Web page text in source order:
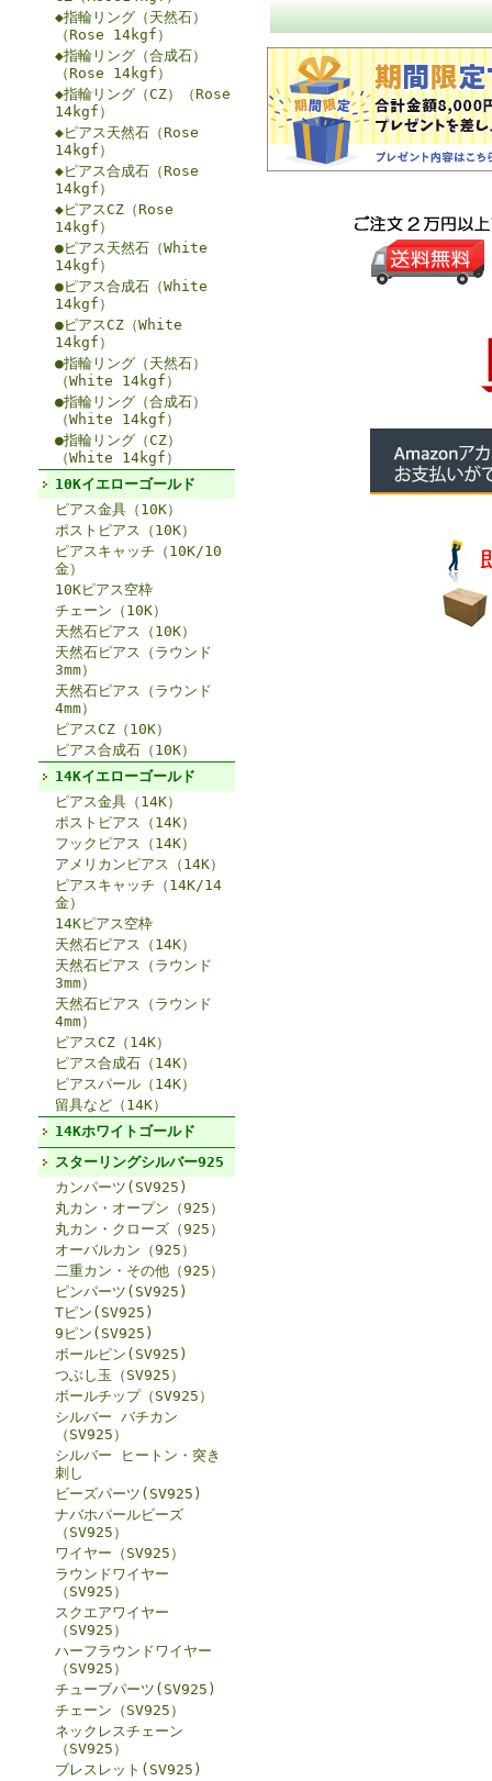
◆指輪リング（天然石）
（Rose 14kgf）
◆指輪リング（合成石）
（Rose 14kgf）
◆指輪リング（CZ）（Rose
14kgf）
◆ピアス天然石（Rose
14kgf）
◆ピアス合成石（Rose
14kgf）
◆ピアスCZ（Rose
14kgf）
●ピアス天然石（White
14kgf）
●ピアス合成石（White
14kgf）
●ピアスCZ（White
14kgf）
●指輪リング（天然石）
（White 14kgf）
●指輪リング（合成石）
（White 14kgf）
●指輪リング（CZ）
（White 14kgf）
10Kイエローゴールド
ピアス金具（10K）
ポストピアス（10K）
ピアスキャッチ（10K/10
金）
10Kピアス空枠
チェーン（10K）
天然石ピアス（10K）
天然石ピアス（ラウンド
3mm）
天然石ピアス（ラウンド
4mm）
ピアスCZ（10K）
ピアス合成石（10K）
14Kイエローゴールド
ピアス金具（14K）
ポストピアス（14K）
フックピアス（14K）
アメリカンピアス（14K）
ピアスキャッチ（14K/14
金）
14Kピアス空枠
天然石ピアス（14K）
天然石ピアス（ラウンド
3mm）
天然石ピアス（ラウンド
4mm）
ピアスCZ（14K）
ピアス合成石（14K）
ピアスパール（14K）
留具など（14K）
14Kホワイトゴールド
スターリングシルバー925
カンパーツ(SV925)
丸カン・オープン（925）
丸カン・クローズ（925）
オーバルカン（925）
二重カン・その他（925）
ピンパーツ(SV925)
Tピン(SV925)
9ピン(SV925)
ボールピン(SV925)
つぶし玉（SV925）
ボールチップ（SV925）
シルバー バチカン
（SV925）
シルバー ヒートン・突き
刺し
ビーズパーツ(SV925)
ナバホパールビーズ
（SV925）
ワイヤー（SV925）
ラウンドワイヤー
（SV925）
スクエアワイヤー
（SV925）
ハーフラウンドワイヤー
（SV925）
チューブパーツ(SV925)
チェーン（SV925）
ネックレスチェーン
（SV925）
ブレスレット(SV925)